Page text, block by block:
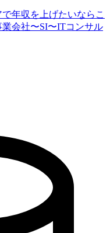
年収を上げたいならこ
会社〜SI〜ITコンサル